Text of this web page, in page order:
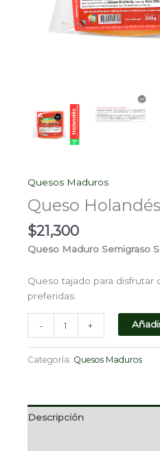
Quesos Maduros
Queso
$21,300
Queso Maduro Semigraso
Queso tajado para disfrutar
preferidas.
- +
Categoría: Quesos Maduros
Descripción